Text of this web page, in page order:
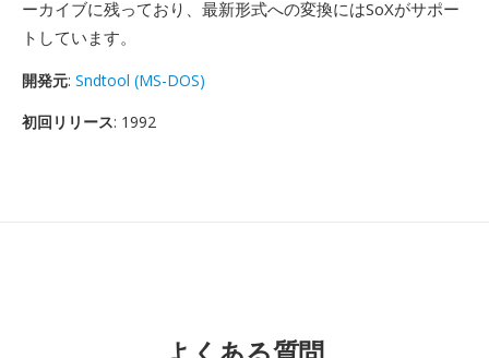
ーカイブに残っており、最新形式への変換にはSoXがサポー
トしています。
開発元: Sndtool (MS-DOS)
初回リリース: 1992